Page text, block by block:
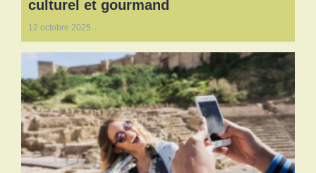
culturel et gourmand
12 octobre 2025